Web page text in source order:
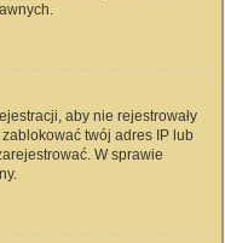
aby nie rejestrowały
zablokować twój adres IP lub
W sprawie